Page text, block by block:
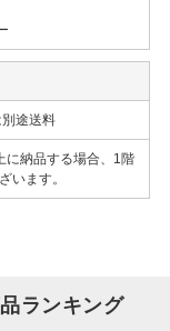
途送料
に納品する場合、1階
います。
ランキング